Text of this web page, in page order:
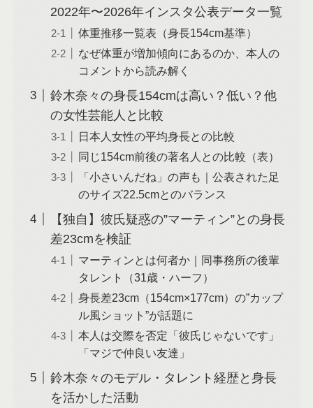
2022年〜2026年インスタ公表データ一覧
体重推移一覧表（身長154cm基準）
なぜ体重が増加傾向にあるのか、本人の
コメントから読み解く
鈴木奈々の身長154cmは高い？低い？他
の女性芸能人と比較
日本人女性の平均身長との比較
同じ154cm前後の著名人との比較（表）
「小さいんだね」の声も｜公表された足
のサイズ22.5cmとのバランス
【独自】彼氏疑惑の”マーティン”との身長
差23cmを検証
マーティンとは何者か｜同事務所の後輩
タレント（31歳・ハーフ）
身長差23cm（154cm×177cm）の”カップ
ル風ショット”が話題に
本人は交際を否定「彼氏じゃないです」
「マジで仲良い友達」
鈴木奈々のモデル・タレント経歴と身長
を活かした活動